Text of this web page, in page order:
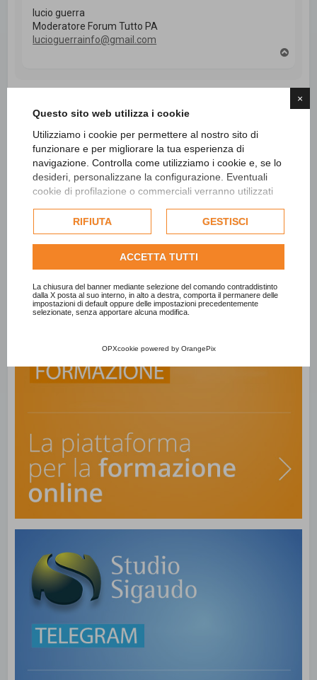
×
Questo sito web utilizza i cookie
Utilizziamo i cookie per permettere al nostro sito di
funzionare e per migliorare la tua esperienza di
navigazione. Controlla come utilizziamo i cookie e, se lo
desideri, personalizzane la configurazione. Eventuali
cookie di profilazione o commerciali verranno utilizzati
dell'utente e, se consentito, potrebbero essere utilizzati
per personalizzare gli annunci pubblicitari. Per ulteriori
informazioni su come Google utilizza i dati raccolti,
politica sulla privacy di Google
Consulta l'informativa cookie completa.
RIFIUTA GESTISCI
ACCETTA TUTTI
La chiusura del banner mediante selezione del comando contraddistinto
dalla X posta al suo interno, in alto a destra, comporta il permanere delle
impostazioni di default oppure delle impostazioni precedentemente
selezionate, senza apportare alcuna modifica.
OPXcookie powered by OrangePix
lucio guerra
Moderatore Forum Tutto PA
lucioguerrainfo@gmail.com
Rispondi
4 messaggi • Pagina1 di1
Vai a